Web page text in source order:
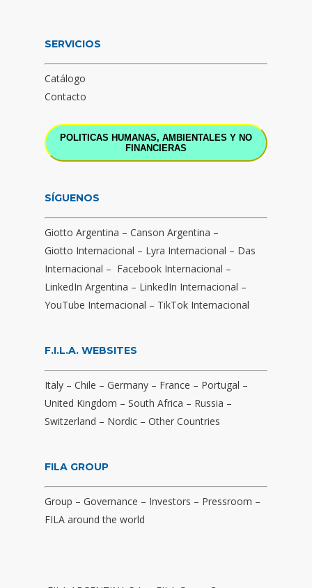
SERVICIOS
Catálogo
Contacto
POLITICAS HUMANAS, AMBIENTALES Y NO
FINANCIERAS
SÍGUENOS
Giotto Argentina – Canson Argentina –
Giotto Internacional – Lyra Internacional – Das
Internacional – Facebook Internacional –
LinkedIn Argentina – LinkedIn Internacional –
YouTube Internacional – TikTok Internacional
F.I.L.A. WEBSITES
Italy – Chile – Germany – France – Portugal –
United Kingdom – South Africa – Russia –
Switzerland – Nordic – Other Countries
FILA GROUP
Group – Governance – Investors – Pressroom –
FILA around the world